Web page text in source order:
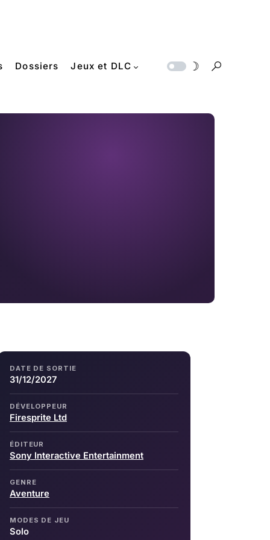
Dossiers Jeux et DLC
DATE DE SORTIE
31/12/2027
DÉVELOPPEUR
Firesprite Ltd
ÉDITEUR
Sony Interactive Entertainment
GENRE
Aventure
MODES DE JEU
Solo